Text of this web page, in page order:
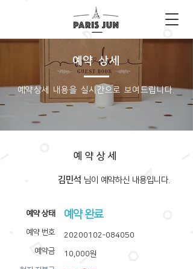
예약 상세
​예약상세 내용을 실시간으로 보여드립니다.
예약상세
김민석 ​님이 예약하신 내용입니다.
​예약 상태
예약 번호
예약금
예약 완료
20200102-084050
10,000원